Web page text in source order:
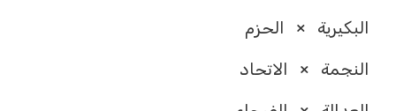
البكيرية × الحزم
النجمة × الاتحاد